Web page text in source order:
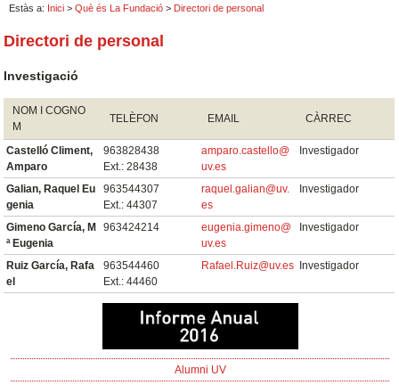
Estàs a: Inici > Què és La Fundació > Directori de personal
Directori de personal
Investigació
NOM I COGNO
M
TELÈFON EMAIL CÀRREC
Castelló Climent,
Amparo
963828438
Ext.: 28438
amparo.castello@
uv.es
Investigador
Galian, Raquel Eu
genia
963544307
Ext.: 44307
raquel.galian@uv.
es
Investigador
Gimeno García, M
ª Eugenia
963424214
eugenia.gimeno@
uv.es
Investigador
Ruiz García, Rafa
el
963544460
Ext.: 44460
Rafael.Ruiz@uv.es Investigador
Alumni UV